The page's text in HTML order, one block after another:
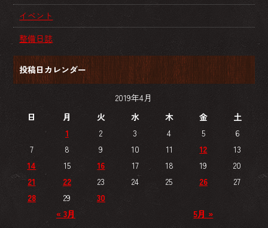
イベント
整備日誌
投稿日カレンダー
2019年4月
日
月 火 水 木 金 土
« 3月 5月 »
1 2 3 4 5
6
7
8 9 10 11 12
13
14
15 16 17 18 19
20
21
22 23 24 25 26
27
28
29 30